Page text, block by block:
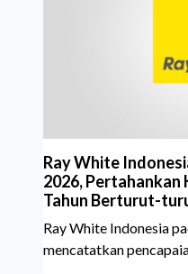
Ray White
2026, Pertahankan
Tahun Berturut-
Ray White Indonesia
mencatatkan